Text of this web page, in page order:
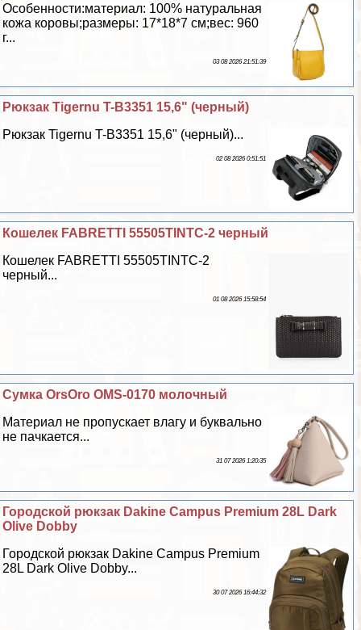
Особенности:материал: 100% натуральная
кожа коровы;размеры: 17*18*7 см;вес: 960
г...
03 08 2026 21:51:39
Рюкзак Tigernu T-B3351 15,6" (черный)
Рюкзак Tigernu T-B3351 15,6" (черный)...
02 08 2026 0:51:51
Кошелек FABRETTI 55505TINTC-2 черный
Кошелек FABRETTI 55505TINTC-2
черный...
01 08 2026 15:58:54
Сумка OrsOro OMS-0170 молочный
Материал не пропускает влагу и буквально
не пачкается...
31 07 2026 1:20:35
Городской рюкзак Dakine Campus Premium 28L Dark
Olive Dobby
Городской рюкзак Dakine Campus Premium
28L Dark Olive Dobby...
30 07 2026 16:44:32